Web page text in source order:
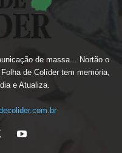
de massa... Nortão o
de Colíder tem memória,
e Atualiza.